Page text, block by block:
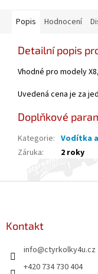
Popis Hodnocení
Detailní popis
Vhodné pro modely
Uvedená cena je za
Doplňkové
Kategorie: Vodítka
Záruka: 2 roky
Kontakt
info@ctyrkolky4u.cz
+420 734 730 404